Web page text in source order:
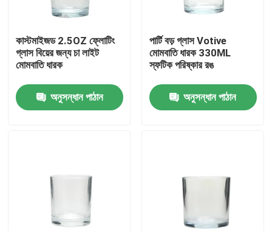
গুণমান নিয়ন্ত্রণ
আমাদের সাথে যোগাযোগ
একটি উদ্ধৃতি অনুরোধ করুন
গ্লাস ভোটি মোমবাতি ধারক
গ্লাস ডিফিউজার বোতল
কাস্টমাইজড 2.5OZ ফ্লোটিং
গ্লাস বিয়ের জন্য চা লাইট
মোমবাতি ধারক
অনুসন্ধান পাঠান
পার্টি বড় গ্লাস Votive
মোমবাতি ধারক 330ML
স্ফটিক পরিষ্কার রঙ
অনুসন্ধান পাঠান